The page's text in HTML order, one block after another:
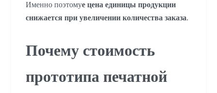
Именно поэтомуe цена единицы продукции
снижается при увеличении количества заказа.
Почему стоимость
прототипа печатной